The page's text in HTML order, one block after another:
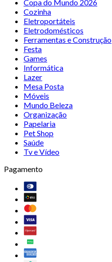
Copa do Mundo 2026
Cozinha
Eletroportáteis
Eletrodomésticos
Ferramentas e Construção
Festa
Games
Informática
Lazer
Mesa Posta
Móveis
Mundo Beleza
Organização
Papelaria
Pet Shop
Saúde
Tv e Vídeo
Pagamento